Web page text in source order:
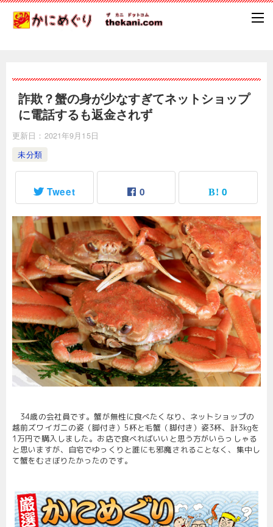
詐欺？蟹の身が少なすぎてネットショップ
に電話するも返金されず
更新日： 2021年9月15日
未分類
Tweet 0 0
34歳の会社員です。蟹が無性に食べたくなり、ネットショップの
越前ズワイガニの姿（脚付き）5杯と毛蟹（脚付き）姿3杯、計3kgを
1万円で購入しました。お店で食べればいいと思う方がいらっしゃる
と思いますが、自宅でゆっくりと誰にも邪魔されることなく、集中し
て蟹をむさぼりたかったのです。